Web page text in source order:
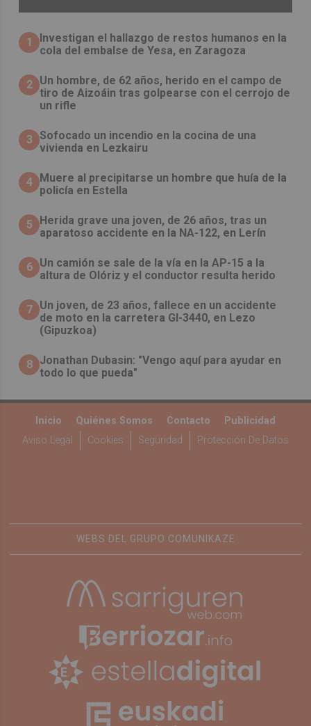
1
Investigan el hallazgo de restos humanos en la
cola del embalse de Yesa, en Zaragoza
2 Un hombre, de 62 años, herido en el campo de
tiro de Aizoáin tras golpearse con el cerrojo de
un rifle
3 Sofocado un incendio en la cocina de una
vivienda en Lezkairu
4 Muere al precipitarse un hombre que huía de la
policía en Estella
5
Herida grave una joven, de 26 años, tras un
aparatoso accidente en la NA-122, en Lerín
6 Un camión se sale de la vía en la AP-15 a la
altura de Olóriz y el conductor resulta herido
7 Un joven, de 23 años, fallece en un accidente
de moto en la carretera GI-3440, en Lezo
(Gipuzkoa)
8 Jonathan Dubasin: "Vengo aquí para ayudar en
todo lo que pueda"
Inicio Quiénes Somos Contacto
Publicidad
Aviso Legal
Cookies Seguridad Protección De Datos
WEBS DEL GRUPO COMUNIKAZE